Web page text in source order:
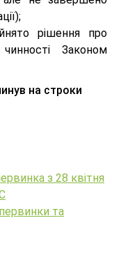
рішення про
Законом
на строки
з 28 квітня
та